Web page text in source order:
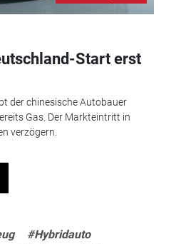
Start erst
der chinesische Autobauer
Gas. Der Markteintritt in
verzögern.
#Hybridauto